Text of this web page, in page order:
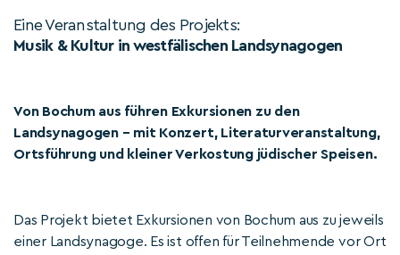
Eine Veranstaltung des Projekts:
Musik & Kultur in westfälischen Landsynagogen
Von Bochum aus führen Exkursionen zu den
Landsynagogen – mit Konzert, Literaturveranstaltung,
Ortsführung und kleiner Verkostung jüdischer Speisen.
Das Projekt bietet Exkursionen von Bochum aus zu jeweils
einer Landsynagoge. Es ist offen für Teilnehmende vor Ort